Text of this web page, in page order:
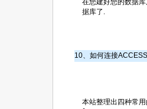
在您建好您的数据
据库了.
10、如何连接
本站整理出四种常